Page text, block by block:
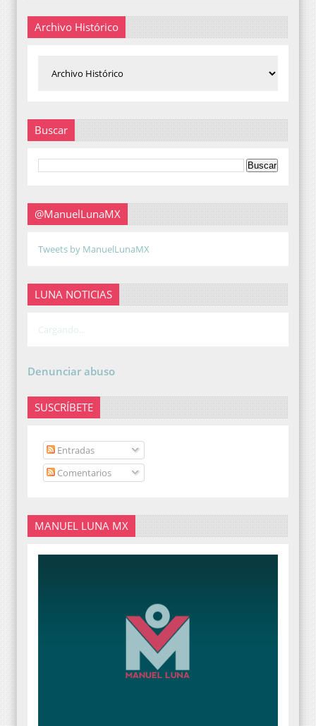
Archivo Histórico
Buscar
@ManuelLunaMX
Tweets by ManuelLunaMX
LUNA NOTICIAS
Cargando...
Denunciar abuso
SUSCRÍBETE
Entradas
Comentarios
MANUEL LUNA MX